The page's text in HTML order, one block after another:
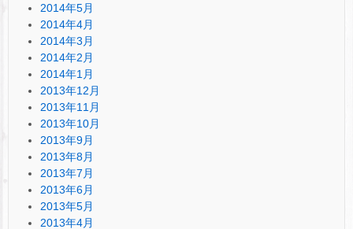
2014年5月
2014年4月
2014年3月
2014年2月
2014年1月
2013年12月
2013年11月
2013年10月
2013年9月
2013年8月
2013年7月
2013年6月
2013年5月
2013年4月